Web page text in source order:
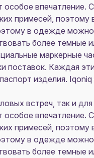
впечатление.
примесей,
в одежде
более темные
маркерные
поставок. Каждая
изделия.
встреч, так и
впечатление.
примесей,
в одежде
более темные